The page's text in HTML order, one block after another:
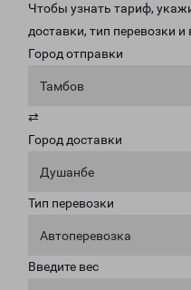
Чтобы узнать тариф,
доставки, тип перевозки и
Город отправки
Тамбов
⇄
Город доставки
Душанбе
Тип перевозки
Автоперевозка
Введите вес